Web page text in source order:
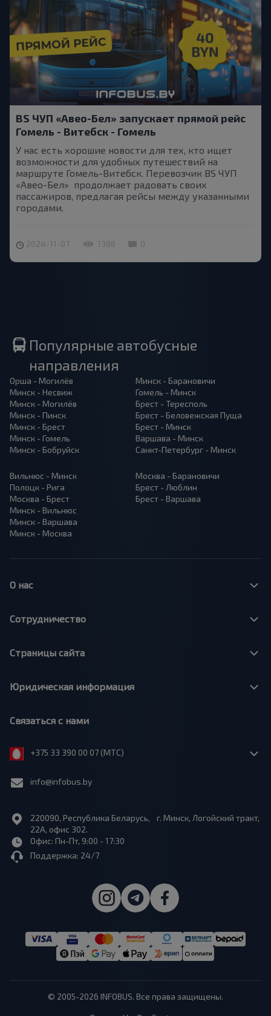
BS ЧУП «Авео-Бел» запускает прямой рейс
Гомель - Витебск - Гомель
У нас есть хорошие новости для тех, кто ищет
возможности для удобных путешествий на
маршруте Гомель-Витебск. Перевозчик BS ЧУП
«Авео-Бел» продолжает радовать своих
пассажиров, предлагая рейсы между указанными
городами.
2024-11-07 1386 0
Популярные автобусные
направления
Орша - Могилёв
Минск - Несвиж
Минск - Могилёв
Минск - Пинск
Минск - Брест
Минск - Гомель
Минск - Бобруйск
Минск - Барановичи
Гомель - Минск
Брест - Тересполь
Брест - Беловежская Пуща
Брест - Минск
Варшава - Минск
Санкт-Петербург - Минск
Вильнюс - Минск
Полоцк - Рига
Москва - Брест
Минск - Вильнюс
Минск - Варшава
Минск - Москва
Москва - Барановичи
Брест - Люблин
Брест - Варшава
О нас
Сотрудничество
Страницы сайта
Юридическая информация
Связаться с нами
+375 33 390 00 07 (МТС)
info@infobus.by
220090, Республика Беларусь, г. Минск, Логойский тракт,
22А, офис 302.
Офис: Пн-Пт, 9:00 - 17:30
Поддержка: 24/7
© 2005-2026 INFOBUS. Все права защищены.